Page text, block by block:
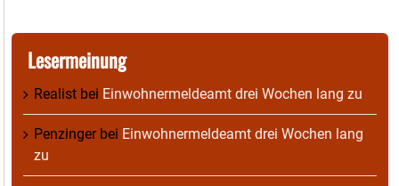
Lesermeinung
Realist bei Einwohnermeldeamt drei Wochen lang zu
Penzingerbei Einwohnermeldeamt drei Wochen lang
zu